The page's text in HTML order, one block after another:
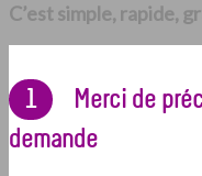
C’est simple, rapide,